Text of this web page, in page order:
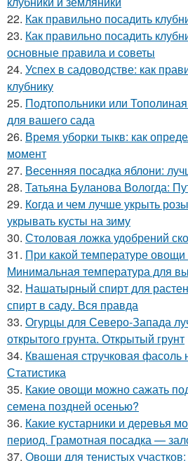
22. Как правильно посадить
23. Как правильно посадить
основные правила и советы
24. Успех в садоводстве: как
клубнику
25. Подтопольники или
для вашего сада
26. Время уборки тыкв: как
момент
27. Весенняя посадка яблони:
28. Татьяна Буланова Вологда:
29. Когда и чем лучше укрыть
укрывать кусты на зиму
30. Столовая ложка удобрений
31. При какой температуре
Минимальная температура для
32. Нашатырный спирт для
спирт в саду. Вся правда
33. Огурцы для Северо-Запада
открытого грунта. Открытый грунт
34. Квашеная стручковая
Статистика
35. Какие овощи можно сажать
семена поздней осенью?
36. Какие кустарники и деревья
период. Грамотная посадка —
37. Овощи для тенистых